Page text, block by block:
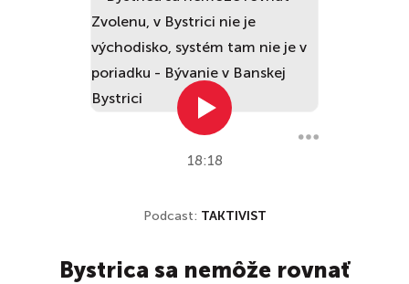
18:18
Podcast: TAKTIVIST
Bystrica sa nemôže rovnať